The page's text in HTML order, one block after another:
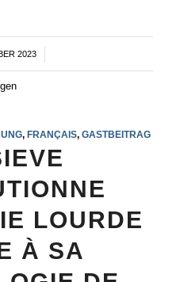
2023
,FRANÇAIS ,GASTBEITRAG
LOURDE
À SA